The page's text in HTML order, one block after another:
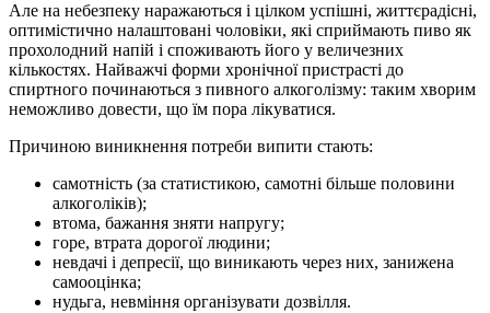
Але на небезпеку наражаються і цілком успішні, життєрадісні,
оптимістично налаштовані чоловіки, які сприймають пиво як
прохолодний напій і споживають його у величезних
кількостях. Найважчі форми хронічної пристрасті до
спиртного починаються з пивного алкоголізму: таким хворим
неможливо довести, що їм пора лікуватися.
Причиною виникнення потреби випити стають:
самотність (за статистикою, самотні більше половини
алкоголіків);
втома, бажання зняти напругу;
горе, втрата дорогої людини;
невдачі і депресії, що виникають через них, занижена
самооцінка;
нудьга, невміння організувати дозвілля.